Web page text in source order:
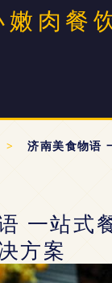
肉餐
>
济南美食物语
一站式
方案